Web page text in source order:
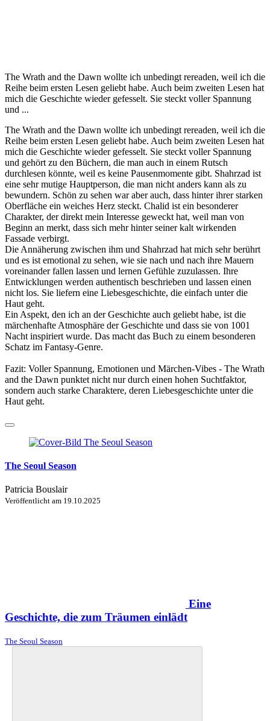
The Wrath and the Dawn wollte ich unbedingt rereaden, weil ich die
Reihe beim ersten Lesen geliebt habe. Auch beim zweiten Lesen hat
mich die Geschichte wieder gefesselt. Sie steckt voller Spannung
und ...
The Wrath and the Dawn wollte ich unbedingt rereaden, weil ich die
Reihe beim ersten Lesen geliebt habe. Auch beim zweiten Lesen hat
mich die Geschichte wieder gefesselt. Sie steckt voller Spannung
und gehört zu den Büchern, die man auch in einem Rutsch
durchlesen könnte, weil es keine Pausenmomente gibt. Shahrzad ist
eine sehr mutige Hauptperson, die man nicht anders kann als zu
bewundern. Schön zu sehen war aber auch, dass hinter ihrer starken
Oberfläche ein weiches Herz steckt. Chalid ist ein besonderer
Charakter, der direkt mein Interesse geweckt hat, weil man von
Beginn an merkt, dass sich mehr hinter seiner kalt wirkenden
Fassade verbirgt.
Die Annäherung zwischen ihm und Shahrzad hat mich sehr berührt
und es ist emotional zu sehen, wie sie nach und nach ihre Mauern
voreinander fallen lassen und lernen Gefühle zuzulassen. Ihre
Entwicklungen werden authentisch beschrieben und lassen einen
nicht los. Sie liefern eine Liebesgeschichte, die einfach unter die
Haut geht.
Ein Aspekt, den ich an der Geschichte auch geliebt habe, ist die
märchenhafte Atmosphäre der Geschichte und dass sie von 1001
Nacht inspiriert wurde. Das macht das Buch zu einem besonderen
Schatz im Fantasy-Genre.
Fazit: Voller Spannung, Emotionen und Märchen-Vibes - The Wrath
and the Dawn punktet nicht nur durch einen hohen Suchtfaktor,
sondern auch starke Charaktere, deren Liebesgeschichte unter die
Haut geht.
The Seoul Season
Patricia Bouslair
Veröffentlicht am 19.10.2025
Eine
Geschichte, die zum Träumen einlädt
The Seoul Season